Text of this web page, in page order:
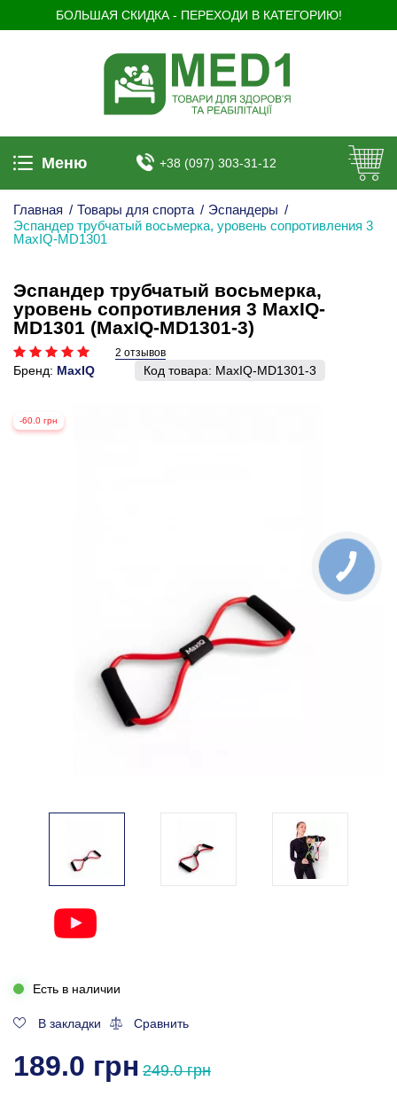
БОЛЬШАЯ СКИДКА - ПЕРЕХОДИ В КАТЕГОРИЮ!
Меню +38 (097) 303-31-12
Главная / Товары для спорта / Эспандеры /
Эспандер трубчатый восьмерка, уровень сопротивления 3
MaxIQ-MD1301
Эспандер трубчатый восьмерка,
уровень сопротивления 3 MaxIQ-
MD1301 (MaxIQ-MD1301-3)
2 отзывов
Бренд: MaxIQ Код товара: MaxIQ-MD1301-3
-60.0 грн
Есть в наличии
В закладки Сравнить
189.0 грн 249.0 грн